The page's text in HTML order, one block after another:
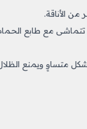
الأناقة.
مع طابع
متساوٍ ويمنع